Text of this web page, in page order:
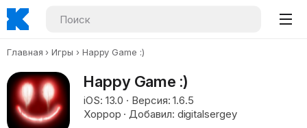
Главная Игры Happy Game :)
Happy Game :)
iOS: 13.0 · Версия: 1.6.5
Хоррор · Добавил: digitalsergey